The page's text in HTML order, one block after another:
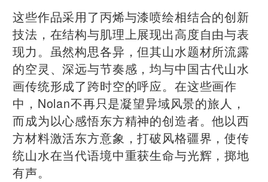
这些作品采用了丙烯与漆喷绘相结合的创新
技法，在结构与肌理上展现出高度自由与表
现力。虽然构思各异，但其山水题材所流露
的空灵、深远与节奏感，均与中国古代山水
画传统形成了跨时空的呼应。在这些画作
中，Nolan不再只是凝望异域风景的旅人，
而成为以心感悟东方精神的创造者。他以西
方材料激活东方意象，打破风格疆界，使传
统山水在当代语境中重获生命与光辉，掷地
有声。